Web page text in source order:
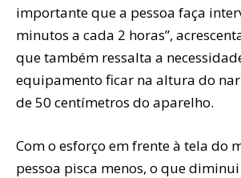
importante que a pessoa faça
minutos a cada 2 horas”,
que também ressalta a
equipamento ficar na altura do
de 50 centímetros do aparelho.
Com o esforço em frente à tela do
pessoa pisca menos, o que